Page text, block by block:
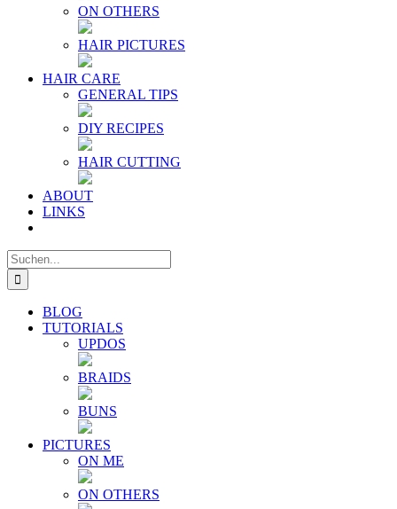
ON OTHERS
HAIR PICTURES
HAIR CARE
GENERAL TIPS
DIY RECIPES
HAIR CUTTING
ABOUT
LINKS
Suche
nach:
BLOG
TUTORIALS
UPDOS
BRAIDS
BUNS
PICTURES
ON ME
ON OTHERS